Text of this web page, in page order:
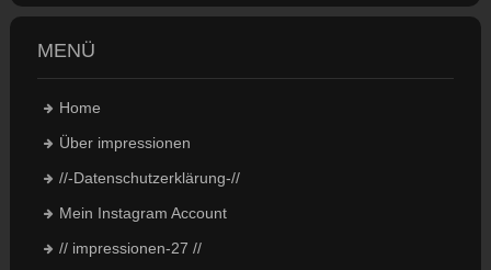
MENÜ
Home
Über impressionen
//-Datenschutzerklärung-//
Mein Instagram Account
// impressionen-27 //